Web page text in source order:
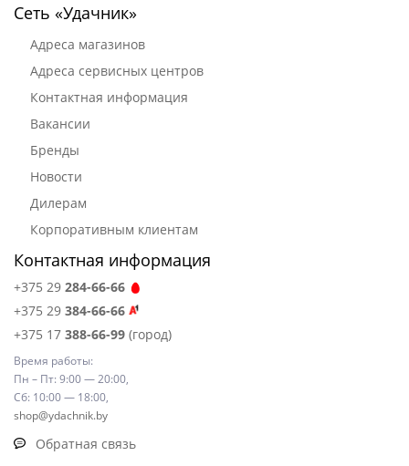
Сеть «Удачник»
Адреса магазинов
Адреса сервисных центров
Контактная информация
Вакансии
Бренды
Новости
Дилерам
Корпоративным клиентам
Контактная информация
+375 29 284-66-66
+375 29 384-66-66
+375 17 388-66-99 (город)
Время работы:
Пн – Пт: 9:00 — 20:00,
Сб: 10:00 — 18:00,
shop@ydachnik.by
Обратная связь